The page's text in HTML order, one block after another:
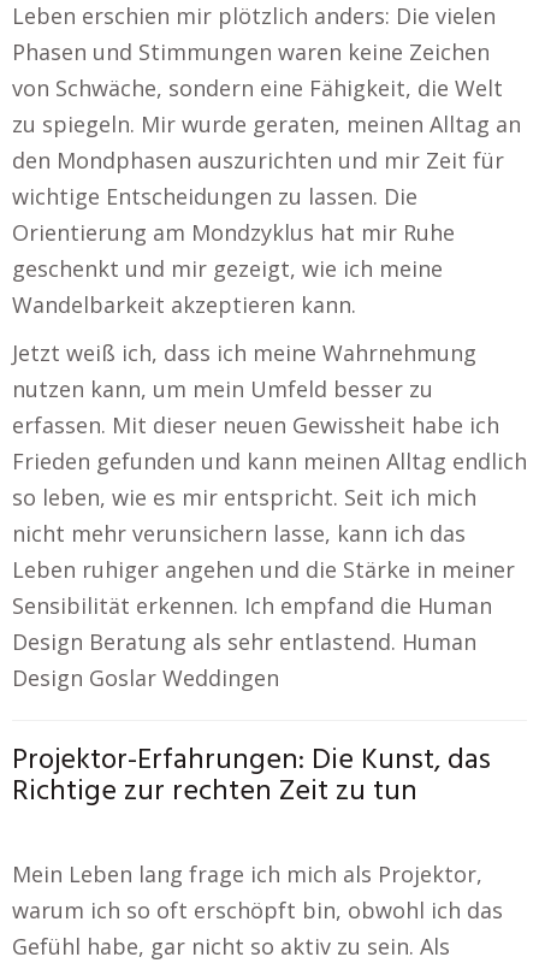
Leben erschien mir plötzlich anders: Die vielen
Phasen und Stimmungen waren keine Zeichen
von Schwäche, sondern eine Fähigkeit, die Welt
zu spiegeln. Mir wurde geraten, meinen Alltag an
den Mondphasen auszurichten und mir Zeit für
wichtige Entscheidungen zu lassen. Die
Orientierung am Mondzyklus hat mir Ruhe
geschenkt und mir gezeigt, wie ich meine
Wandelbarkeit akzeptieren kann.
Jetzt weiß ich, dass ich meine Wahrnehmung
nutzen kann, um mein Umfeld besser zu
erfassen. Mit dieser neuen Gewissheit habe ich
Frieden gefunden und kann meinen Alltag endlich
so leben, wie es mir entspricht. Seit ich mich
nicht mehr verunsichern lasse, kann ich das
Leben ruhiger angehen und die Stärke in meiner
Sensibilität erkennen. Ich empfand die Human
Design Beratung als sehr entlastend. Human
Design Goslar Weddingen
Projektor-Erfahrungen: Die Kunst, das
Richtige zur rechten Zeit zu tun
Mein Leben lang frage ich mich als Projektor,
warum ich so oft erschöpft bin, obwohl ich das
Gefühl habe, gar nicht so aktiv zu sein. Als